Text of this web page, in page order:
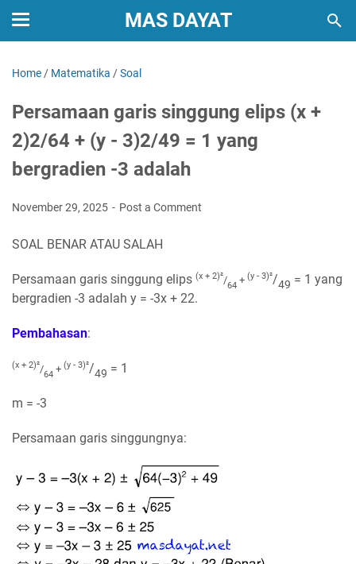
MAS DAYAT
Home / Matematika /Soal
Persamaan garis singgung elips (x +
2)2/64 + (y - 3)2/49 = 1 yang
bergradien -3 adalah
November 29, 2025 Post a Comment
SOAL BENAR ATAU SALAH
Persamaan garis singgung elips (x + 2)²/64 + (y - 3)²/49 = 1 yang
bergradien -3 adalah y = -3x + 22.
Pembahasan:
(x + 2)²/64 + (y - 3)²/49 = 1
m = -3
Persamaan garis singgungnya: